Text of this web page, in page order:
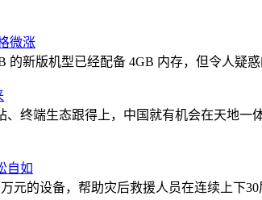
微涨
的新版机型已经配备 4GB 内存，但令人
终端生态跟得上，中国就有机会在天地
自如
元的设备，帮助灾后救援人员在连续上下